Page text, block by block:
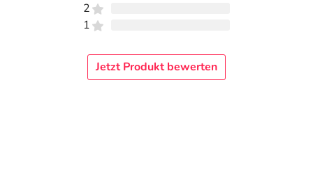
2
1
Jetzt Produkt bewerten